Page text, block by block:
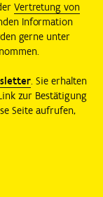
Vertretung von
Information
gerne unter
. Sie erhalten
zur Bestätigung
Seite aufrufen,